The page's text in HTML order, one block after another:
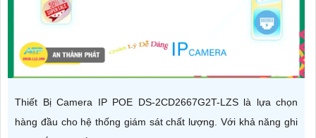
Thiết Bị Camera IP POE DS-2CD2667G2T-LZS là lựa chọn
hàng đầu cho hệ thống giám sát chất lượng. Với khả năng ghi